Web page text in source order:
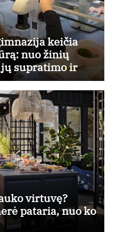
keičia
nuo žinių
supratimo ir
virtuvę?
pataria, nuo ko